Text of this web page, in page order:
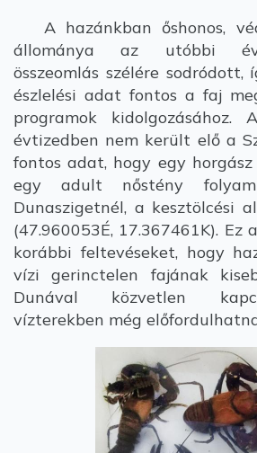
A hazánkban őshonos,
állománya az utóbbi
összeomlás szélére sodródott,
észlelési adat fontos a faj
programok
évtizedben nem került elő a
fontos adat, hogy egy
egy adult nőstény
Dunaszigetnél, a kesztölcési
(47.960053É, 17.367461K). Ez
korábbi feltevéseket, hogy
vízi gerinctelen fajának
Dunával közvetlen
vízterekben még